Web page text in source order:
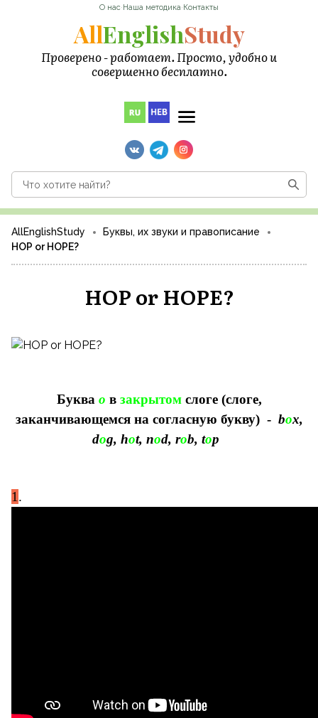
О нас·Наша методика·Контакты
AllEnglishStudy
Проверено - работает. Просто, удобно и
совершенно бесплатно.
AllEnglishStudy
Буквы, их звуки и правописание
HOP or HOPE?
HOP or HOPE?
Буква o в закрытомслоге(слоге,
заканчивающемся на согласную букву) - box,
dog, hot, nod, rob, top
1 .